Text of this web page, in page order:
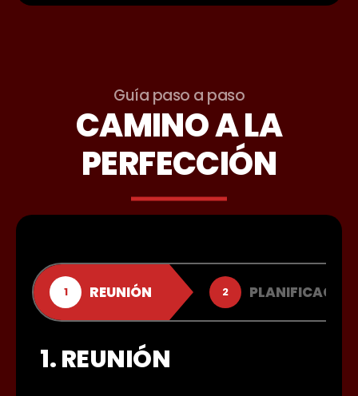
Guía paso a paso
CAMINO A LA
PERFECCIÓN
1 REUNIÓN 2 PLANIFICACIÓN
1. REUNIÓN